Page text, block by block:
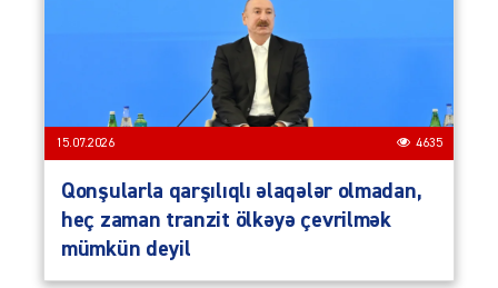
15.07.2026 4635
Qonşularla qarşılıqlı əlaqələr olmadan,
heç zaman tranzit ölkəyə çevrilmək
mümkün deyil